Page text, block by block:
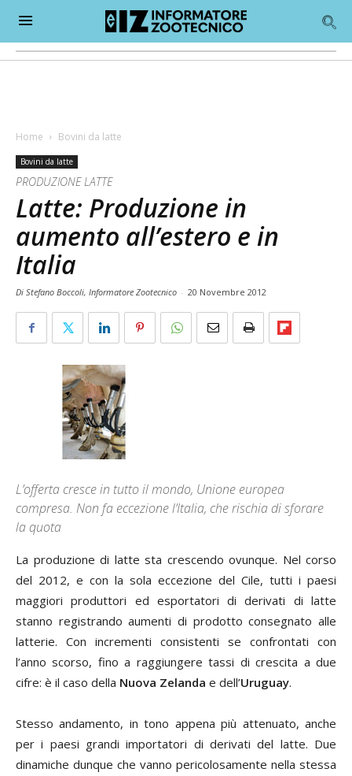
Home Bovini da latte
Bovini da latte
PRODUZIONE LATTE
Latte: Produzione in
aumento all’estero e in
Italia
Di Stefano Boccoli, Informatore Zootecnico - 20 Novembre 2012
L’offerta cresce in tutto il mondo, Unione europea
compresa. Non fa eccezione l’Italia, che rischia di sforare
la quota
La produzione di latte sta crescendo ovunque. Nel corso
del 2012, e con la sola eccezione del Cile, tutti i paesi
maggiori produttori ed esportatori di derivati di latte
stanno registrando aumenti di prodotto consegnato alle
latterie. Con incrementi consistenti se confrontati con
l’anno scorso, fino a raggiungere tassi di crescita a due
cifre: è il caso della Nuova Zelanda e dell’Uruguay.
Stesso andamento, in tono appena più attenuato, anche
per i paesi grandi importatori di derivati del latte. Due
dinamiche dunque che vanno pericolosamente nella stessa